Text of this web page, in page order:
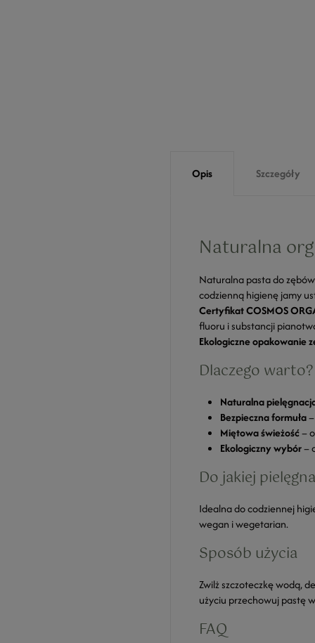
Opis Szczegóły
Naturalna
Naturalna pasta do
codzienną higienę jamy
Certyfikat COSMOS
fluoru i substancji
Ekologiczne opakowanie
Dlaczego warto?
Naturalna
Bezpieczna formuła–
Miętowa świeżość–
Ekologiczny wybór–
Do jakiej
Idealna do codziennej
wegan i wegetarian.
Sposób użycia
Zwilż szczoteczkę wodą,
użyciu przechowuj pastę
FAQ